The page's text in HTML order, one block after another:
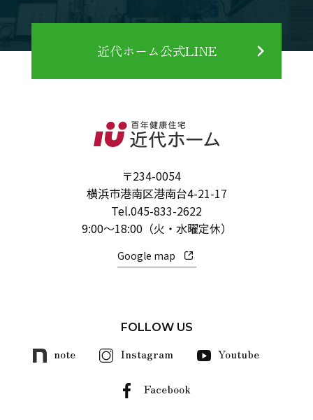
近代ホーム公式LINE
〒234-0054
横浜市港南区港南台4-21-17
Tel.045-833-2622
9:00～18:00（火・水曜定休）
Google map
FOLLOW US
note Instagram Youtube
Facebook